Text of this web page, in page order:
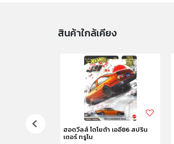
สินค้าใกล้เคียง
ดกระเป๋าปิกนิก ฮอตวีลส์ โตโยต้า เออี86 สปริน
เตอร์ ทรูโน